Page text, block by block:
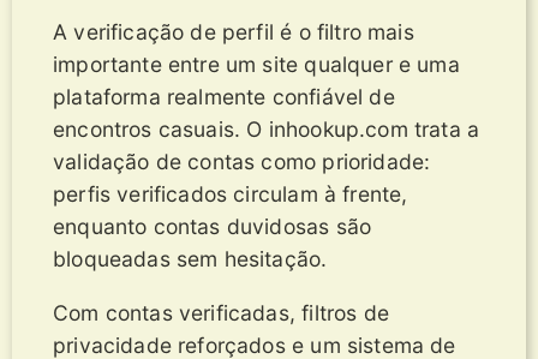
A verificação de perfil é o filtro mais
importante entre um site qualquer e uma
plataforma realmente confiável de
encontros casuais. O inhookup.com trata a
validação de contas como prioridade:
perfis verificados circulam à frente,
enquanto contas duvidosas são
bloqueadas sem hesitação.
Com contas verificadas, filtros de
privacidade reforçados e um sistema de